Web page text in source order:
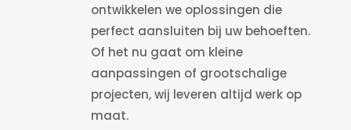
ontwikkelen we oplossingen die
perfect aansluiten bij uw behoeften.
Of het nu gaat om kleine
aanpassingen of grootschalige
projecten,wij leveren altijd werk op
maat.